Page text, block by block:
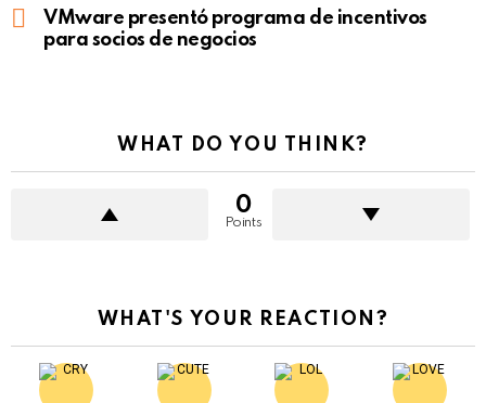
VMware presentó programa de incentivos
para socios de negocios
WHAT DO YOU THINK?
0
Points
WHAT'S YOUR REACTION?